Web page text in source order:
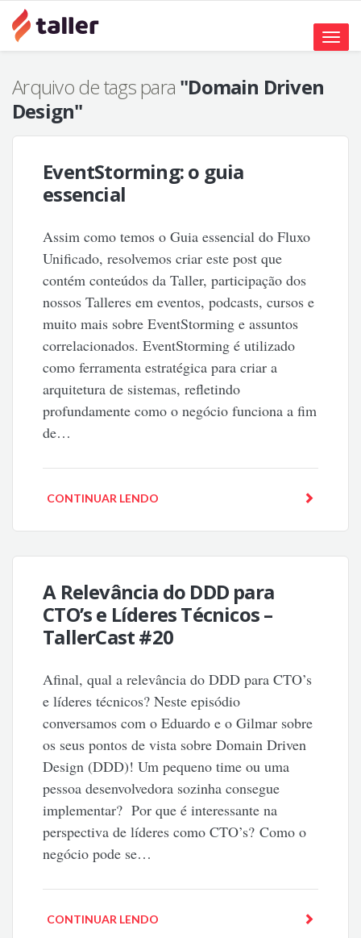
Toggle
Arquivo de tags para "Domain Driven
Design"
EventStorming: o guia
essencial
Assim como temos o Guia essencial do Fluxo
Unificado, resolvemos criar este post que
contém conteúdos da Taller, participação dos
nossos Talleres em eventos, podcasts, cursos e
muito mais sobre EventStorming e assuntos
correlacionados. EventStorming é utilizado
como ferramenta estratégica para criar a
arquitetura de sistemas, refletindo
profundamente como o negócio funciona a fim
de…
CONTINUAR LENDO
A Relevância do DDD para
CTO’s e Líderes Técnicos –
TallerCast #20
Afinal, qual a relevância do DDD para CTO’s
e líderes técnicos? Neste episódio
conversamos com o Eduardo e o Gilmar sobre
os seus pontos de vista sobre Domain Driven
Design (DDD)! Um pequeno time ou uma
pessoa desenvolvedora sozinha consegue
implementar? Por que é interessante na
perspectiva de líderes como CTO’s? Como o
negócio pode se…
CONTINUAR LENDO